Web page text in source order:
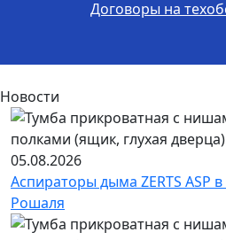
Договоры на
Новости
05.08.2026
Аспираторы дыма ZERTS ASP
Рошаля